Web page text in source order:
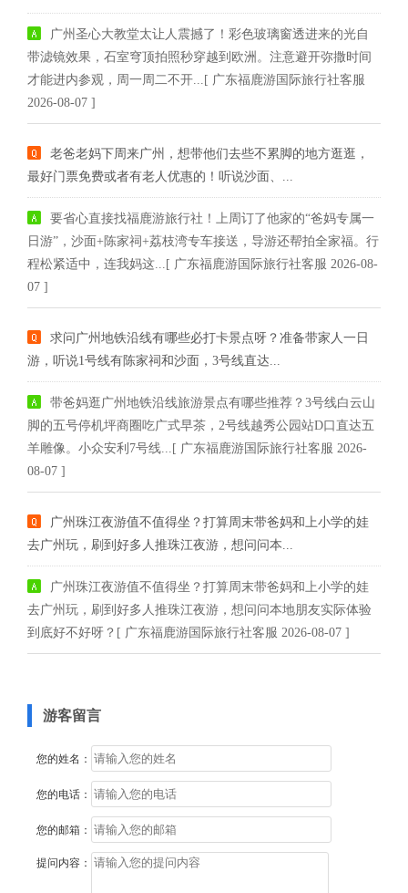
广州圣心大教堂太让人震撼了！彩色玻璃窗透进来的光自
带滤镜效果，石室穹顶拍照秒穿越到欧洲。注意避开弥撒时间
才能进内参观，周一周二不开...[ 广东福鹿游国际旅行社客服
2026-08-07 ]
老爸老妈下周来广州，想带他们去些不累脚的地方逛逛，
最好门票免费或者有老人优惠的！听说沙面、...
要省心直接找福鹿游旅行社！上周订了他家的“爸妈专属一
日游”，沙面+陈家祠+荔枝湾专车接送，导游还帮拍全家福。行
程松紧适中，连我妈这...[ 广东福鹿游国际旅行社客服 2026-08-
07 ]
求问广州地铁沿线有哪些必打卡景点呀？准备带家人一日
游，听说1号线有陈家祠和沙面，3号线直达...
带爸妈逛广州地铁沿线旅游景点有哪些推荐？3号线白云山
脚的五号停机坪商圈吃广式早茶，2号线越秀公园站D口直达五
羊雕像。小众安利7号线...[ 广东福鹿游国际旅行社客服 2026-
08-07 ]
广州珠江夜游值不值得坐？打算周末带爸妈和上小学的娃
去广州玩，刷到好多人推珠江夜游，想问问本...
广州珠江夜游值不值得坐？打算周末带爸妈和上小学的娃
去广州玩，刷到好多人推珠江夜游，想问问本地朋友实际体验
到底好不好呀？[ 广东福鹿游国际旅行社客服 2026-08-07 ]
游客留言
您的姓名：
您的电话：
您的邮箱：
提问内容：